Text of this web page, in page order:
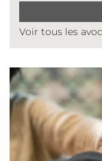
Voir tous les